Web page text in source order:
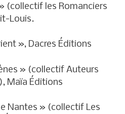
(collectif les Romanciers
Louis.
», Dacres Éditions
» (collectif Auteurs
Maïa Éditions
Nantes » (collectif Les